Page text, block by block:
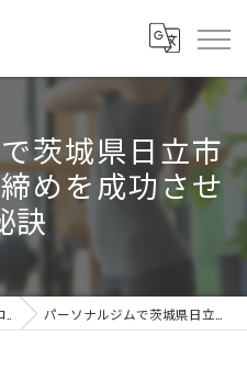
茨城県日立市
めを成功させ
訣
パーソナルジムで茨城県日立市のウエスト引き締めを成功させる秘訣